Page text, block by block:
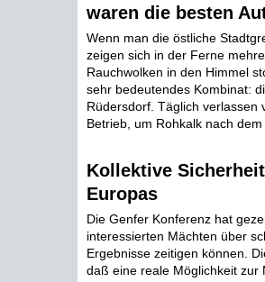
waren die besten
Wenn man die östliche
zeigen sich in der Ferne
Rauchwolken in den Himmel
sehr bedeutendes Kombinat:
Rüdersdorf. Täglich verlassen
Betrieb, um Rohkalk nach
Kollektive
Europas
Die Genfer Konferenz hat
interessierten Mächten über
Ergebnisse zeitigen können.
daß eine reale Möglichkeit zur